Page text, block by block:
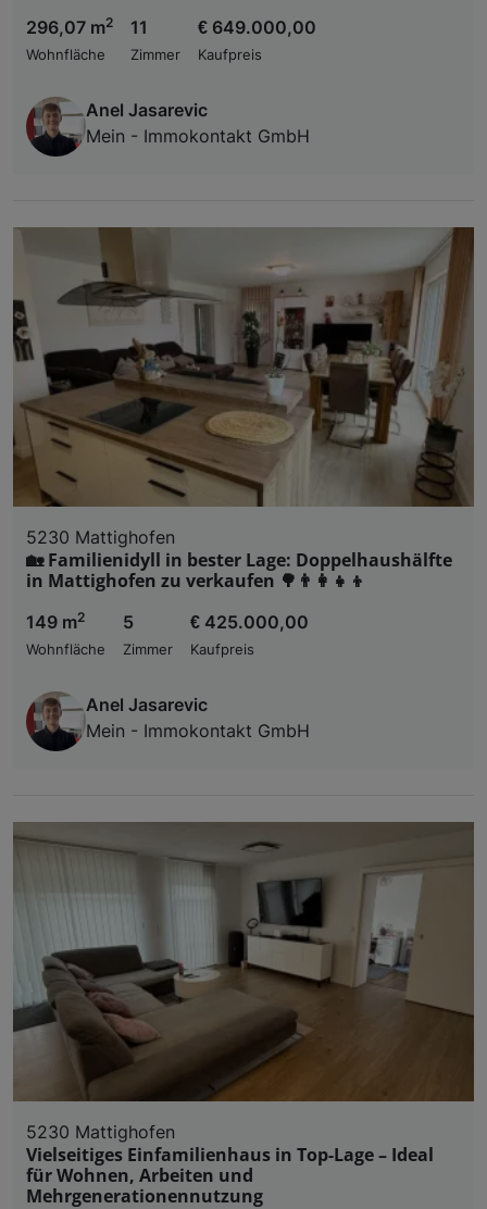
296,07 m2
Wohnfläche
11
Zimmer
€ 649.000,00
Kaufpreis
Anel Jasarevic
Mein - Immokontakt GmbH
5230 Mattighofen
🏡 Familienidyll in bester Lage: Doppelhaushälfte
in Mattighofen zu verkaufen 🌳👨‍👩‍👧‍👦
149 m2
Wohnfläche
5
Zimmer
€ 425.000,00
Kaufpreis
Anel Jasarevic
Mein - Immokontakt GmbH
5230 Mattighofen
Vielseitiges Einfamilienhaus in Top-Lage – Ideal
für Wohnen, Arbeiten und
Mehrgenerationennutzung